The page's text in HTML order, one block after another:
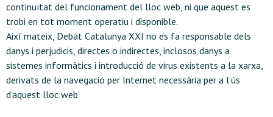
continuïtat del funcionament del lloc web, ni que aquest es
trobi en tot moment operatiu i disponible.
Així mateix, Debat Catalunya XXI no es fa responsable dels
danys i perjudicis, directes o indirectes, inclosos danys a
sistemes informàtics i introducció de virus existents a la xarxa,
derivats de la navegació per Internet necessària per a l’ús
d’aquest lloc web.